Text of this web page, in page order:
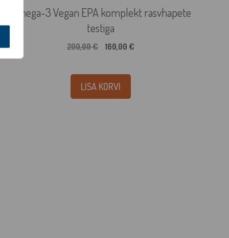
Omega-3 Vegan EPA komplekt rasvhapete
testiga
200,00€
Algne
200,00 €.
160,00 €
LISA KORVI